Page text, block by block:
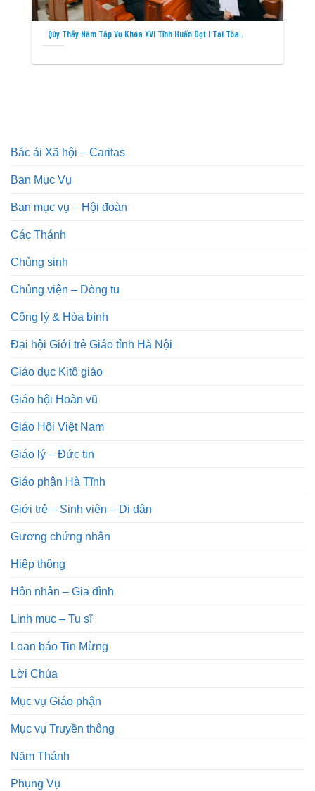
Qúy Thầy Năm Tập Vụ Khóa XVI Tĩnh Huấn Đợt I Tại Tòa..
Bác ái Xã hội – Caritas
Ban Mục Vụ
Ban mục vụ – Hội đoàn
Các Thánh
Chủng sinh
Chủng viện – Dòng tu
Công lý & Hòa bình
Đại hội Giới trẻ Giáo tỉnh Hà Nội
Giáo dục Kitô giáo
Giáo hội Hoàn vũ
Giáo Hội Việt Nam
Giáo lý – Đức tin
Giáo phận Hà Tĩnh
Giới trẻ – Sinh viên – Di dân
Gương chứng nhân
Hiệp thông
Hôn nhân – Gia đình
Linh mục – Tu sĩ
Loan báo Tin Mừng
Lời Chúa
Mục vụ Giáo phận
Mục vụ Truyền thông
Năm Thánh
Phụng Vụ